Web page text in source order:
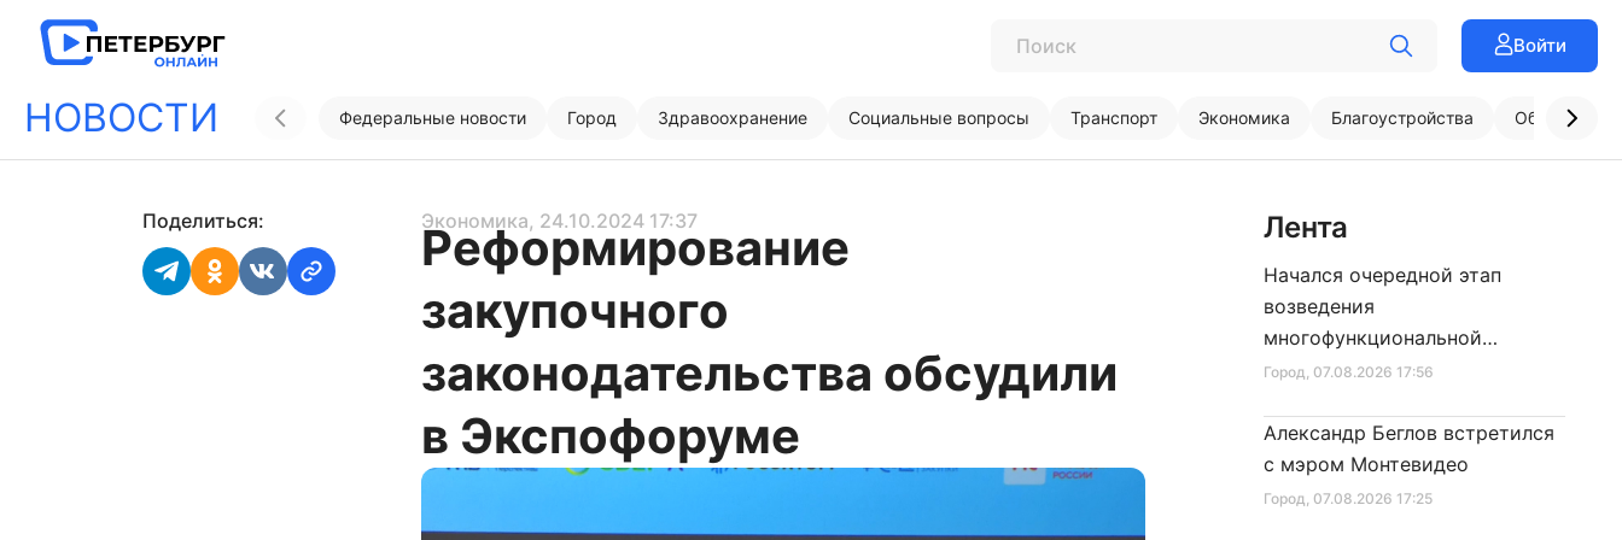
Войти
НОВОСТИ Федеральные новости Город Здравоохранение Социальные вопросы Транспорт Экономика Благоустройства
Поделиться: Экономика, 24.10.2024 17:37
Реформирование
закупочного
законодательства обсудили
в Экспофоруме
Лента
Город, 07.08.2026 17:56
Начался очередной этап
возведения
многофункциональной
площадки центра спорта
Город, 07.08.2026 17:25
Александр Беглов встретился
с мэром Монтевидео